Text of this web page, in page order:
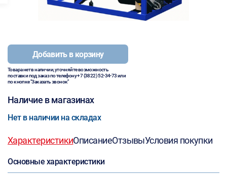
Добавить в корзину
Товара нет в наличии, уточняйте возможность
поставки под заказ по телефону+7 (3822) 52-34-73или
по кнопке "Заказать звонок"
Наличие в магазинах
Нет в наличии на складах
ХарактеристикиОписаниеОтзывыУсловия покупки
Основные характеристики